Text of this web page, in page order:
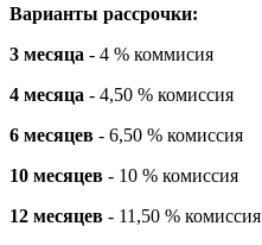
Варианты рассрочки:
3 месяца - 4 % коммисия
4 месяца - 4,50 % комиссия
6 месяцев - 6,50 % комиссия
10 месяцев - 10 % комиссия
12 месяцев - 11,50 % комиссия